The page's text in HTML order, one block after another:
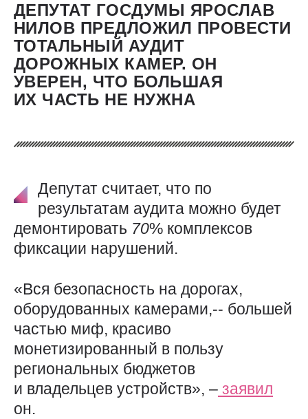
ДЕПУТАТ ГОСДУМЫ ЯРОСЛАВ
НИЛОВ ПРЕДЛОЖИЛ ПРОВЕСТИ
ТОТАЛЬНЫЙ АУДИТ
ДОРОЖНЫХ КАМЕР. ОН
УВЕРЕН, ЧТО БОЛЬШАЯ
ИХ ЧАСТЬ НЕ НУЖНА
Депутат считает, что по
результатам аудита можно будет
демонтировать 70% комплексов
фиксации нарушений.
«Вся безопасность на дорогах,
оборудованных камерами,-- большей
частью миф, красиво
монетизированный в пользу
региональных бюджетов
и владельцев устройств», – заявил
он.